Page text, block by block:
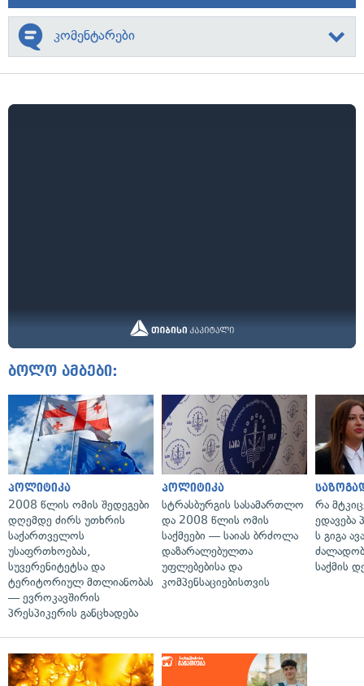
კომენტარები
ბოლო ამბები:
პოლიტიკა
2008 წლის ომის შედეგები
დღემდე ძირს უთხრის
საქართველოს
უსაფრთხოებას,
სუვერენიტეტსა და
ტერიტორიულ მთლიანობას
— ევროკავშირის
პრესპიკერის განცხადება
პოლიტიკა
სტრასბურგის სასამართლო
და 2008 წლის ომის
საქმეები — საიას ბრძოლა
დაზარალებულთა
უფლებებისა და
კომპენსაციებისთვის
რა
ედავება
ს გიგა
საქმის